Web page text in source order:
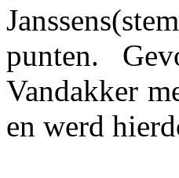
punten.
Vandakker
en werd